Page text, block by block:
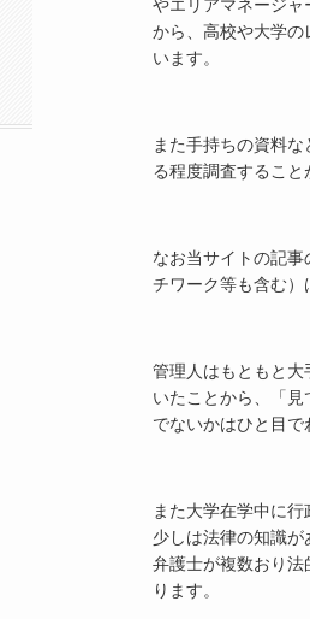
やエリアマネージャ
から、高校や大学の
います。
また手持ちの資料
る程度調査すること
なお当サイトの記
チワーク等も含む）
管理人はもともと大
いたことから、「見
でないかはひと目で
また大学在学中に
少しは法律の知識
弁護士が複数おり法
ります。